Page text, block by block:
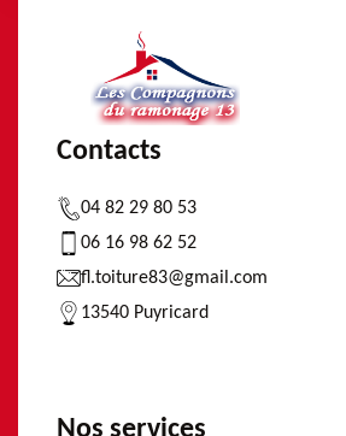
Contacts
04 82 29 80 53
06 16 98 62 52
fl.toiture83@gmail.com
13540 Puyricard
Nos services